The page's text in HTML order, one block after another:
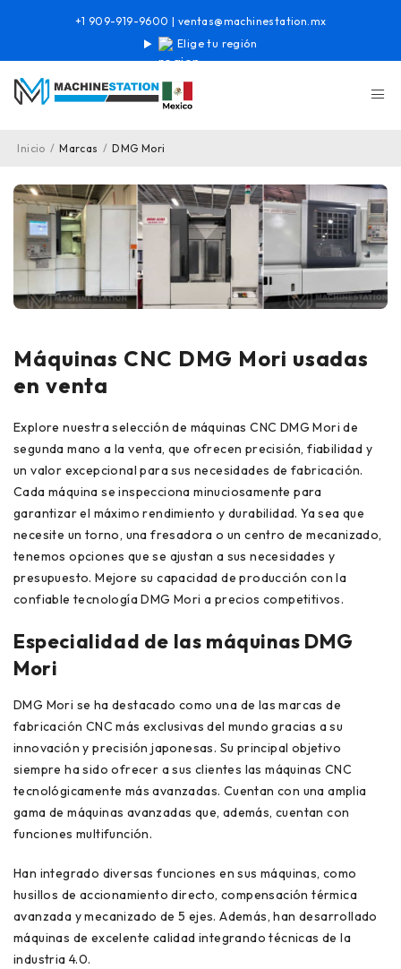
Elige tu región
+1 909-919-9600 | ventas@machinestation.mx
Inicio / Marcas / DMG Mori
Máquinas CNC DMG Mori usadas
en venta
Explore nuestra selección de máquinas CNC DMG Mori de
segunda mano a la venta, que ofrecen precisión, fiabilidad y
un valor excepcional para sus necesidades de fabricación.
Cada máquina se inspecciona minuciosamente para
garantizar el máximo rendimiento y durabilidad. Ya sea que
necesite un torno, una fresadora o un centro de mecanizado,
tenemos opciones que se ajustan a sus necesidades y
presupuesto. Mejore su capacidad de producción con la
confiable tecnología DMG Mori a precios competitivos.
Especialidad de las máquinas DMG
Mori
DMG Mori se ha destacado como una de las marcas de
fabricación CNC más exclusivas del mundo gracias a su
innovación y precisión japonesas. Su principal objetivo
siempre ha sido ofrecer a sus clientes las máquinas CNC
tecnológicamente más avanzadas. Cuentan con una amplia
gama de máquinas avanzadas que, además, cuentan con
funciones multifunción.
Han integrado diversas funciones en sus máquinas, como
husillos de accionamiento directo, compensación térmica
avanzada y mecanizado de 5 ejes. Además, han desarrollado
máquinas de excelente calidad integrando técnicas de la
industria 4.0.